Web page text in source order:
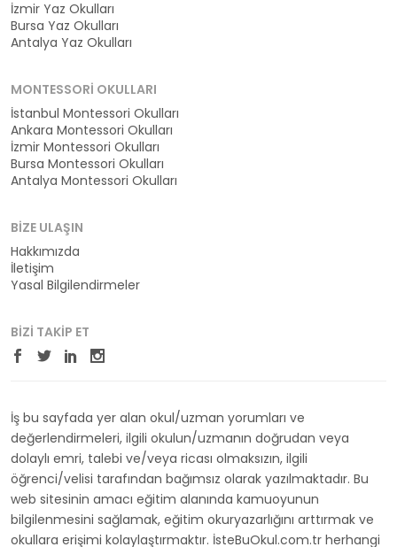
İzmir Yaz Okulları
Bursa Yaz Okulları
Antalya Yaz Okulları
MONTESSORI OKULLARI
İstanbul Montessori Okulları
Ankara Montessori Okulları
İzmir Montessori Okulları
Bursa Montessori Okulları
Antalya Montessori Okulları
BIZE ULAŞIN
Hakkımızda
İletişim
Yasal Bilgilendirmeler
BIZI TAKIP ET
İş bu sayfada yer alan okul/uzman yorumları ve
değerlendirmeleri, ilgili okulun/uzmanın doğrudan veya
dolaylı emri, talebi ve/veya ricası olmaksızın, ilgili
öğrenci/velisi tarafından bağımsız olarak yazılmaktadır. Bu
web sitesinin amacı eğitim alanında kamuoyunun
bilgilenmesini sağlamak, eğitim okuryazarlığını arttırmak ve
okullara erişimi kolaylaştırmaktır. İsteBuOkul.com.tr herhangi